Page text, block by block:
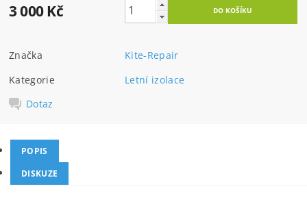
3 000 Kč
Značka
Kite-Repair
Kategorie
Letní izolace
Dotaz
POPIS
DISKUZE